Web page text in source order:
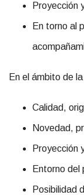
Proyección
En torno al
En el ámbito de la
Calidad,
Novedad,
Proyección
Entorno del
Posibilidad